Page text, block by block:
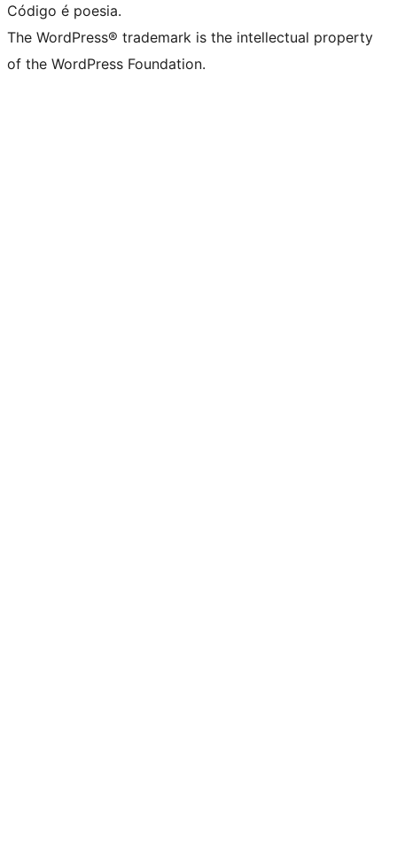
Código é poesia.
The WordPress® trademark is the intellectual property
of the WordPress Foundation.